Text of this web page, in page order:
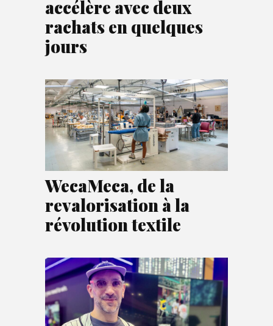
accélère avec deux
rachats en quelques
jours
WecaMeca, de la
revalorisation à la
révolution textile